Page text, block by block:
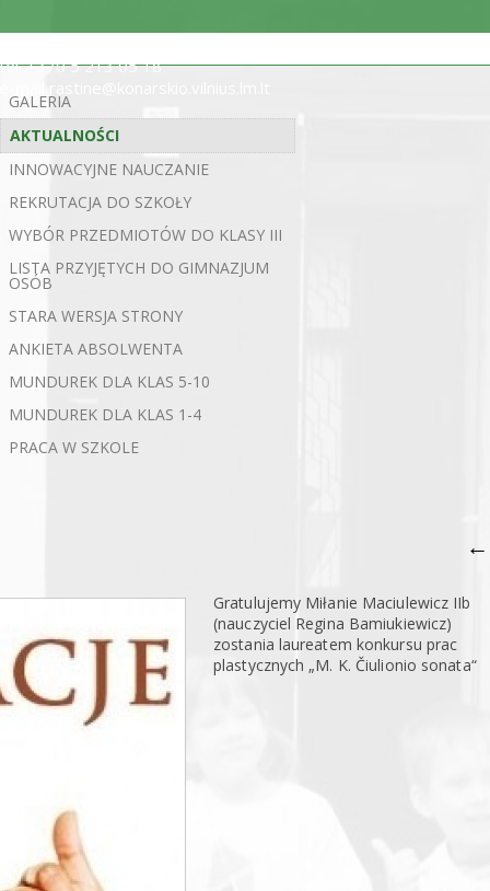
tel. +370 5 213 05 18
GALERIA
AKTUALNOŚCI
INNOWACYJNE NAUCZANIE
REKRUTACJA DO SZKOŁY
WYBÓR PRZEDMIOTÓW DO KLASY III
LISTA PRZYJĘTYCH DO GIMNAZJUM
OSÓB
STARA WERSJA STRONY
ANKIETA ABSOLWENTA
MUNDUREK DLA KLAS 5-10
MUNDUREK DLA KLAS 1-4
PRACA W SZKOLE
←
Gratulujemy Miłanie Maciulewicz IIb
(nauczyciel Regina Bamiukiewicz)
zostania laureatem konkursu prac
plastycznych „M. K. Čiulionio sonata“